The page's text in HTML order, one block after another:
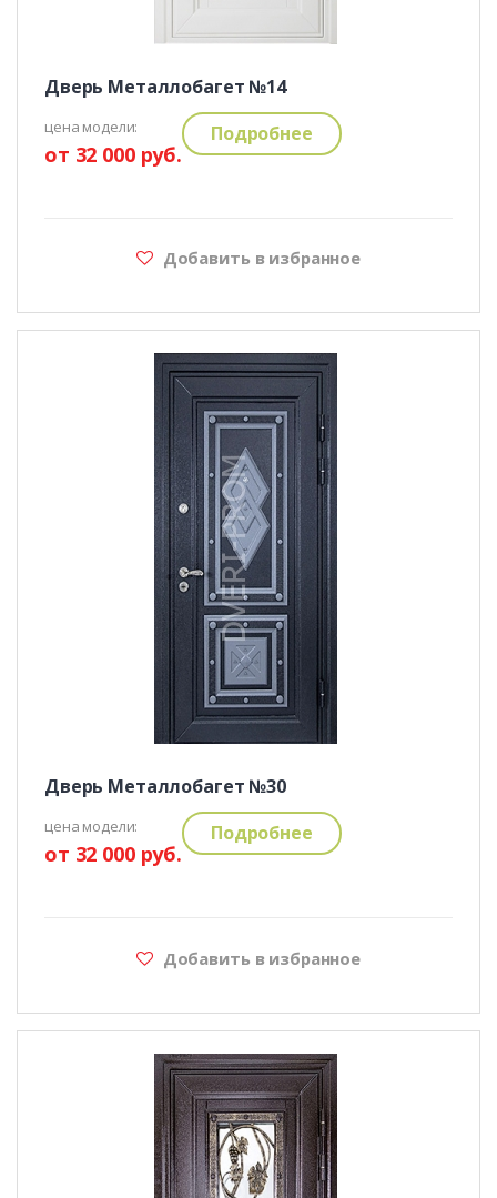
Дверь Металлобагет №14
цена модели:
от 32 000 руб.
Подробнее
Добавить в избранное
Дверь Металлобагет №30
цена модели:
от 32 000 руб.
Подробнее
Добавить в избранное